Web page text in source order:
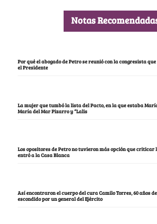
Notas
Por qué el abogado de Petro se reunió con la congresista
el Presidente
La mujer que tumbó la lista del Pacto, en la que estaba
María del Mar Pizarro y “Lalis
Los opositores de Petro no tuvieron más opción que
entró a la Casa Blanca
Así encontraron el cuerpo del cura Camilo Torres, 60 años
escondido por un general del Ejército